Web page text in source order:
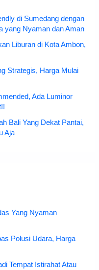
di Sumedang dengan
yang Nyaman dan Aman
Liburan di Kota Ambon,
Strategis, Harga Mulai
Ada Luminor
Bali Yang Dekat Pantai,
Aja
Yang Nyaman
Polusi Udara, Harga
Tempat Istirahat Atau